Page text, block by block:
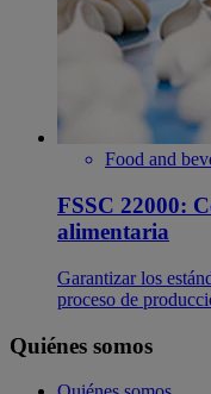
Food and
FSSC 22000:
alimentaria
Garantizar los
proceso de
Quiénes somos